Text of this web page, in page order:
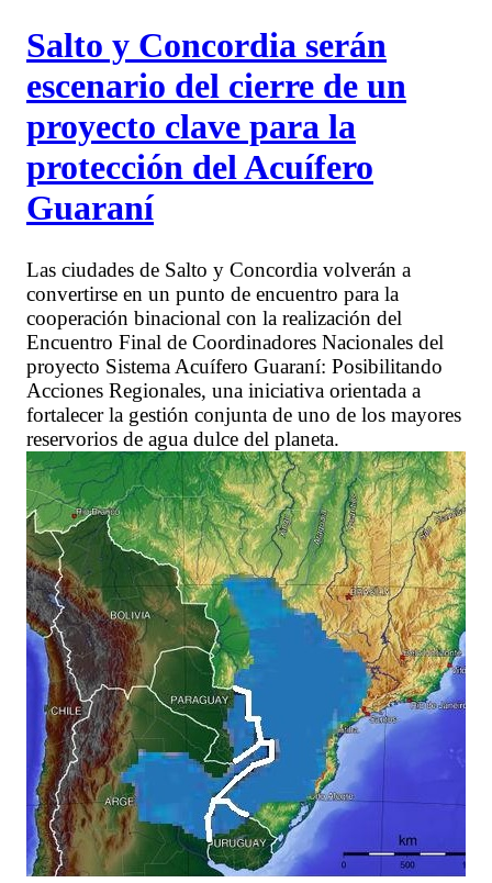
Salto y Concordia serán
escenario del cierre de un
proyecto clave para la
protección del Acuífero
Guaraní
Las ciudades de Salto y Concordia volverán a
convertirse en un punto de encuentro para la
cooperación binacional con la realización del
Encuentro Final de Coordinadores Nacionales del
proyecto Sistema Acuífero Guaraní: Posibilitando
Acciones Regionales, una iniciativa orientada a
fortalecer la gestión conjunta de uno de los mayores
reservorios de agua dulce del planeta.